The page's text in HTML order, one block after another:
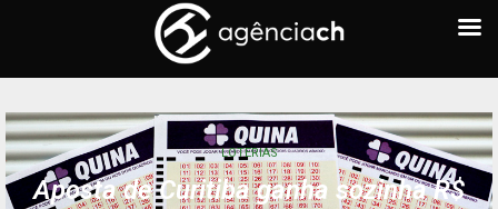
LOTERIAS
Aposta de Curitiba ganha sozinha R$